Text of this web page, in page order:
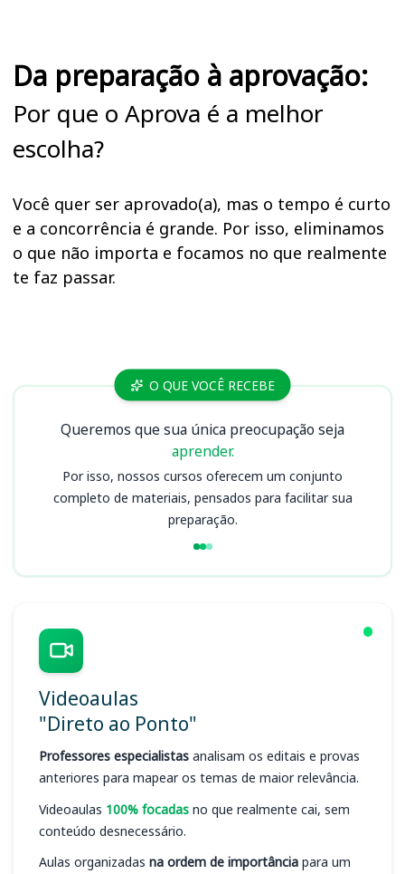
Da preparação à aprovação:
Por que o Aprova é a melhor
escolha?
Você quer ser aprovado(a), mas o tempo é curto
e a concorrência é grande. Por isso, eliminamos
o que não importa e focamos no que realmente
te faz passar.
Cursos CFN O QUE VOCÊ RECEBE
Queremos que sua única preocupação seja
aprender.
Por isso, nossos cursos oferecem um conjunto
completo de materiais, pensados para facilitar sua
preparação.
Videoaulas
"Direto ao Ponto"
Professores especialistas analisam os editais e provas
anteriores para mapear os temas de maior relevância.
Videoaulas 100% focadas no que realmente cai, sem
conteúdo desnecessário.
Aulas organizadas na ordem de importância para um